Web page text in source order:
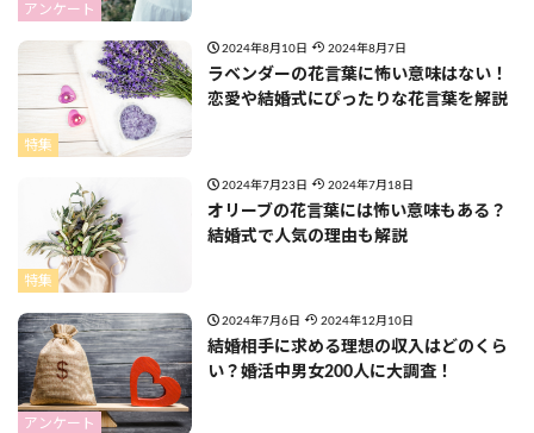
アンケート
特集
2024年8月10日 2024年8月7日
ラベンダーの花言葉に怖い意味はない！
恋愛や結婚式にぴったりな花言葉を解説
特集
2024年7月23日 2024年7月18日
オリーブの花言葉には怖い意味もある？
結婚式で人気の理由も解説
アンケート
2024年7月6日 2024年12月10日
結婚相手に求める理想の収入はどのくら
い？婚活中男女200人に大調査！